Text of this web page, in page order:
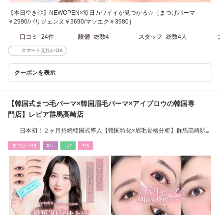
【本日空き◎】NEWOPEN×毎日カワイイが見つかる☆［まつげパーマ
￥2990/パリジェンヌ￥3690/マツエク￥3980］
口コミ 24件 設備 総数4 スタッフ 総数4人
スマート支払いOK
クーポンを表示
【韓国式まつ毛パーマ×韓国眉毛パーマ×アイブロウの韓国専
門店】レピア群馬高崎店
日本初！２ヶ月持続韓国式導入【韓国特化×眉毛骨格分析】群馬高崎駅か
まつげ･ﾒｲｸ ｴｽﾃ ﾘﾗｸ ﾈｲﾙ